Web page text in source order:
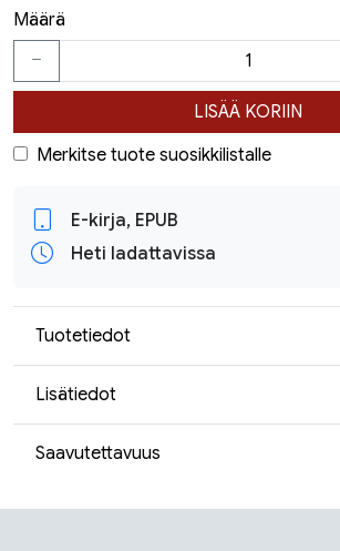
Määrä
LISÄÄ KORIIN
Merkitse tuote suosikkilistalle
E-kirja, EPUB
Heti ladattavissa
Tuotetiedot
Lisätiedot
Saavutettavuus